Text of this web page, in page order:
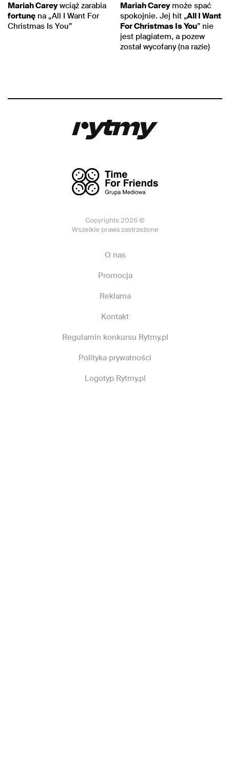
Mariah Careywciąż zarabia
fortunę na „All I Want For
Christmas Is You”
Mariah Careymoże spać
spokojnie. Jej hit „All I Want
For Christmas Is You” nie
jest plagiatem, a pozew
został wycofany (na razie)
Copyrights 2026 ©
Wszelkie prawa zastrzeżone
O nas
Promocja
Reklama
Kontakt
Regulamin konkursu Rytmy.pl
Polityka prywatności
Logotyp Rytmy.pl